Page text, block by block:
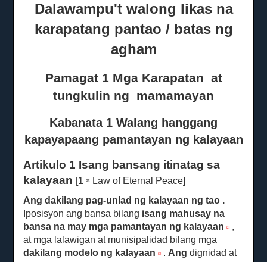
Dalawampu't walong likas na
karapatang pantao / batas ng
agham
Pamagat 1 Mga Karapatan at
tungkulin ng mamamayan
Kabanata 1 Walang hanggang
kapayapaang pamantayan ng kalayaan
Artikulo 1 Isang bansang itinatag sa
kalayaan [1st
Law of Eternal Peace]
Ang dakilang pag-unlad ng kalayaan ng tao .
Iposisyon ang bansa bilang isang mahusay na
bansa na may mga pamantayan ng kalayaan[2]
,
at mga lalawigan at munisipalidad bilang mga
dakilang modelo ng kalayaan[3] . Ang dignidad at